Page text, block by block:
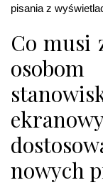
pisania z
Co musi
nowych